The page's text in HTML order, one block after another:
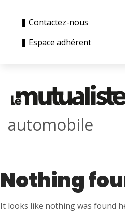
❚ Contactez-nous
❚ Espace adhérent
automobile
Nothing
It looks like nothing was found